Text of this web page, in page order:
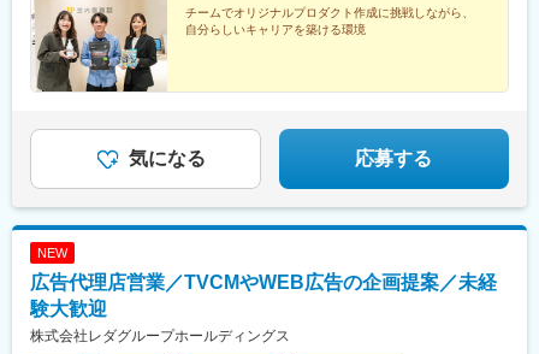
チームでオリジナルプロダクト作成に挑戦しながら、
自分らしいキャリアを築ける環境
気になる 応募する
NEW
広告代理店営業／TVCMやWEB広告の企画提案／未経
験大歓迎
株式会社レダグループホールディングス